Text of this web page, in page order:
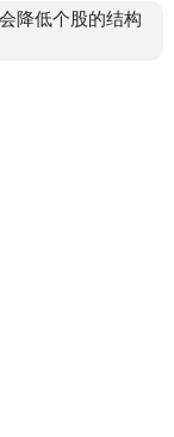
降低个股的结构